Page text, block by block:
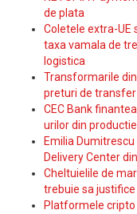
de plata
Coletele extra-UE
taxa vamala de
logistica
Transformarile
preturi de
CEC Bank
urilor din
Emilia
Delivery Center
Cheltuielile de
trebuie sa
Platformele